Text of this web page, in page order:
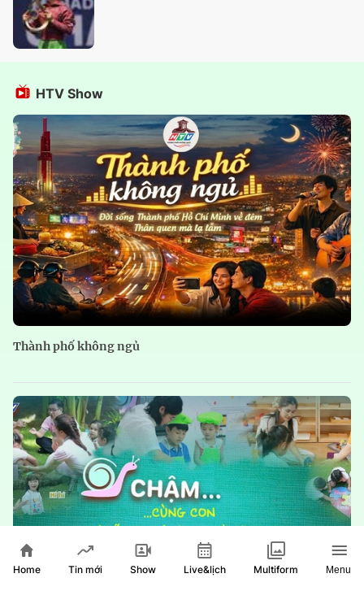
HTV Show
Thành phố không ngủ
Home Tin mới Show Live&lịch Multiform Menu